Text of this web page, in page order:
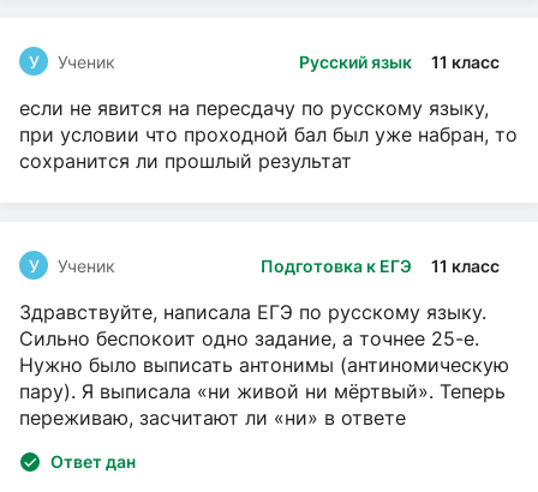
Русский язык 11 класс
У Ученик
если не явится на пересдачу по русскому языку,
при условии что проходной бал был уже набран, то
сохранится ли прошлый результат
Подготовка к ЕГЭ 11 класс
У Ученик
Здравствуйте, написала ЕГЭ по русскому языку.
Сильно беспокоит одно задание, а точнее 25-е.
Нужно было выписать антонимы (антиномическую
пару). Я выписала «ни живой ни мёртвый». Теперь
переживаю, засчитают ли «ни» в ответе
Ответ дан